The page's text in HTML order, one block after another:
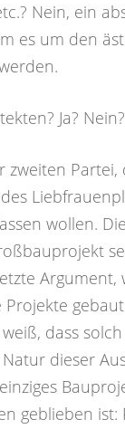
Nein, ein
es um den
Ja?
Partei,
wollen.
Projekte
dass
dieser
geblieben